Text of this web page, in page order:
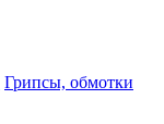
Грипсы, обмотки